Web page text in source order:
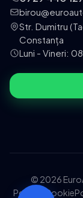
Str. Dumitru
Constanța
Luni - Vineri:
© 2026
Politica Cookie